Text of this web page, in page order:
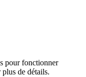
pour fonctionner
de détails.